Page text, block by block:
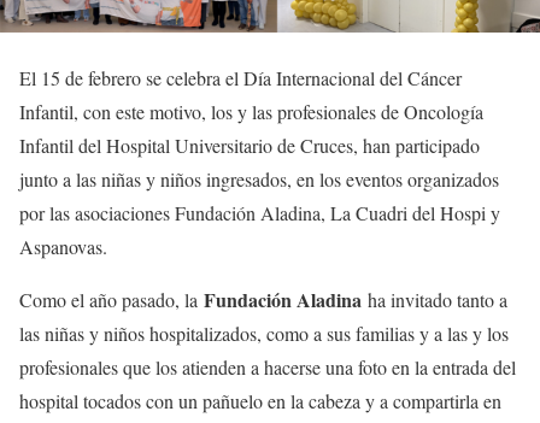
El 15 de febrero se celebra el Día Internacional del Cáncer
Infantil, con este motivo, los y las profesionales de Oncología
Infantil del Hospital Universitario de Cruces, han participado
junto a las niñas y niños ingresados, en los eventos organizados
por las asociaciones Fundación Aladina, La Cuadri del Hospi y
Aspanovas.
Como el año pasado, la Fundación Aladina ha invitado tanto a
las niñas y niños hospitalizados, como a sus familias y a las y los
profesionales que los atienden a hacerse una foto en la entrada del
hospital tocados con un pañuelo en la cabeza y a compartirla en